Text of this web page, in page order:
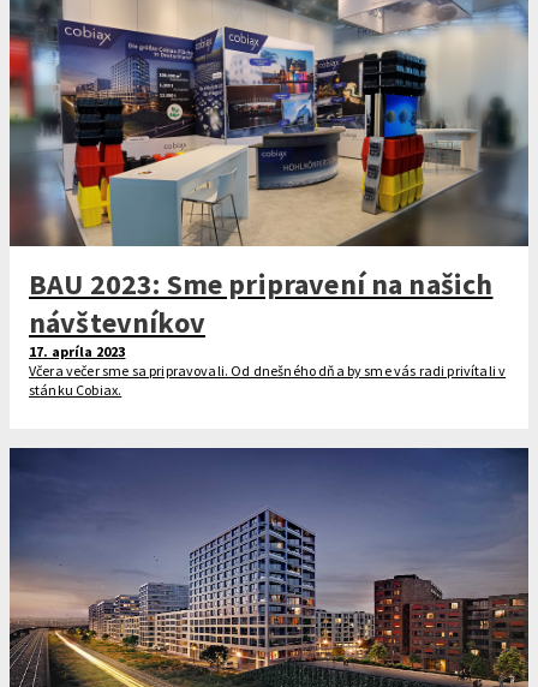
BAU 2023: Sme pripravení na našich
návštevníkov
17. apríla 2023
Včera večer sme sa pripravovali. Od dnešného dňa by sme vás radi privítali v
stánku Cobiax.